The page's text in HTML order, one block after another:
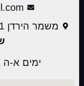
משמר הירדן 11, נס ציונה (ללא קבלת קהל)
ימים א-ה בין